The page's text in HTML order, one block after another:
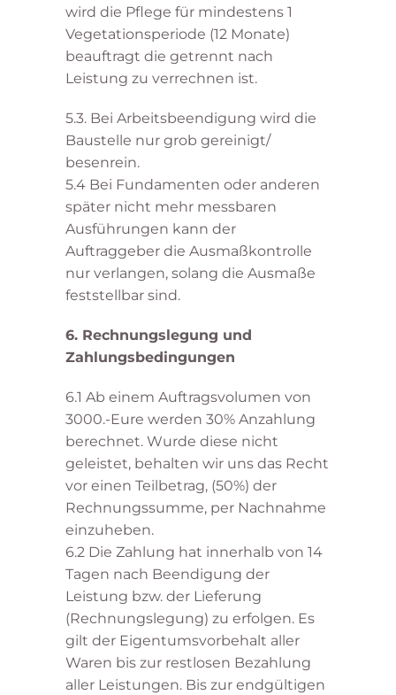
wird die Pflege für mindestens 1
Vegetationsperiode (12 Monate)
beauftragt die getrennt nach
Leistung zu verrechnen ist.
5.3. Bei Arbeitsbeendigung wird die
Baustelle nur grob gereinigt/
besenrein.
5.4 Bei Fundamenten oder anderen
später nicht mehr messbaren
Ausführungen kann der
Auftraggeber die Ausmaßkontrolle
nur verlangen, solang die Ausmaße
feststellbar sind.
6. Rechnungslegung und
Zahlungsbedingungen
6.1 Ab einem Auftragsvolumen von
3000.-Eure werden 30% Anzahlung
berechnet. Wurde diese nicht
geleistet, behalten wir uns das Recht
vor einen Teilbetrag, (50%) der
Rechnungssumme, per Nachnahme
einzuheben.
6.2 Die Zahlung hat innerhalb von 14
Tagen nach Beendigung der
Leistung bzw. der Lieferung
(Rechnungslegung) zu erfolgen. Es
gilt der Eigentumsvorbehalt aller
Waren bis zur restlosen Bezahlung
aller Leistungen. Bis zur endgültigen